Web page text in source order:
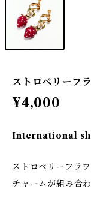
ストロベリーフ
¥4,000
International
ストロベリーフラ
チャームが組み合